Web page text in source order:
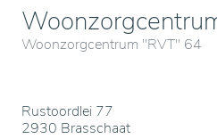
Woonzorgcentrum "RVT" 64
Rustoordlei 77
2930 Brasschaat